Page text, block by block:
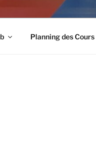
Planning des Cours